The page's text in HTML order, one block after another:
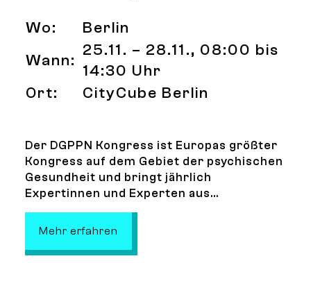
Wo:
Berlin
Wann:
25.11. – 28.11., 08:00 bis
14:30 Uhr
Ort:
CityCube Berlin
Der DGPPN Kongress ist Europas größter
Kongress auf dem Gebiet der psychischen
Gesundheit und bringt jährlich
Expertinnen und Experten aus...
Mehr erfahren